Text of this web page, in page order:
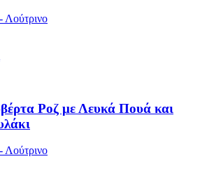
Λούτρινο
Ροζ με Λευκά Πουά και
Λούτρινο